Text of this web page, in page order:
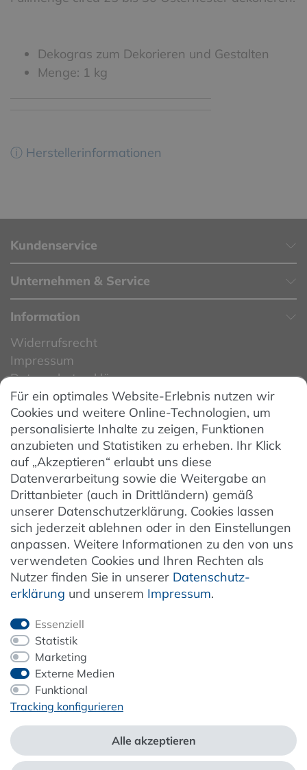
Dekogras zum Dekorieren und Gestalten
Menge: 1 kg
ⓘ Herstellerinformationen
Kundenservice
Unternehmen & Service
Information
Widerrufsrecht
Impressum
Datenschutzerklärung
Datenschutzeinstellungen
AGB
Barrierefreiheit
Hinweise zur Batterieentsorgung
Entsorgung von Elektro-Altgeräten
Vertrag widerrufen
Newsletter
Jetzt anmelden
ZAHLUNG & VERSAND
Für ein optimales Website-Erlebnis nutzen wir
Cookies und weitere Online-Technologien, um
personalisierte Inhalte zu zeigen, Funktionen
anzubieten und Statistiken zu erheben. Ihr Klick
auf „Akzeptieren“ erlaubt uns diese
Datenverarbeitung sowie die Weitergabe an
Drittanbieter (auch in Drittländern) gemäß
unserer Datenschutzerklärung. Cookies lassen
sich jederzeit ablehnen oder in den Einstellungen
anpassen. Weitere Informationen zu den von uns
verwendeten Cookies und Ihren Rechten als
Nutzer finden Sie in unserer Daten­schutz­
erklärung und unserem Impressum.
Essenziell
Statistik
Marketing
Externe Medien
Funktional
Tracking konfigurieren
Alle akzeptieren